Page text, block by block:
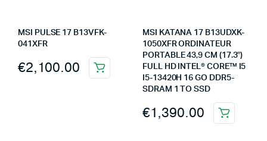
MSI PULSE 17 B13VFK-
041XFR
€2,100.00
MSI KATANA 17 B13UDXK-
1050XFR ORDINATEUR
PORTABLE 43,9 CM (17.3″)
FULL HD INTEL® CORE™ I5
I5-13420H 16 GO DDR5-
SDRAM 1 TO SSD
€1,390.00